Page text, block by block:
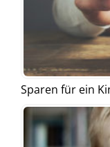
Sparen für ein